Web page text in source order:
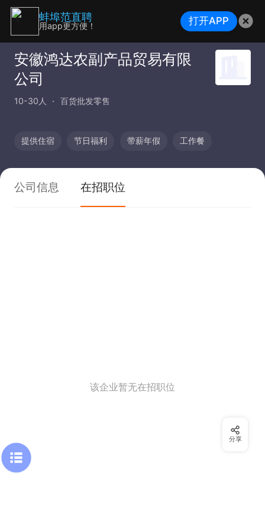
安徽鸿达农副产品贸易有限
公司
10-30人 百货批发零售
提供住宿 节日福利 带薪年假 工作餐
公司信息 在招职位
该企业暂无在招职位
分享
蚌埠范直聘
用app更方便！ 打开APP